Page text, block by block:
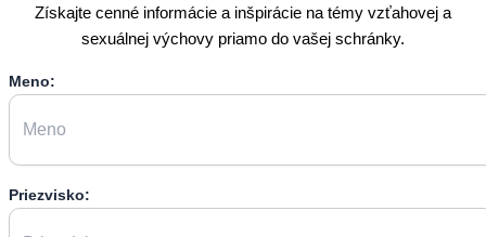
Získajte cenné informácie a inšpirácie na témy vzťahovej a
sexuálnej výchovy priamo do vašej schránky.
Meno:
Priezvisko: